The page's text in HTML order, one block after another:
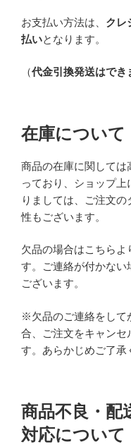
お支払い方法は、 クレ
払いとなります。
（代金引換発送はでき
在庫について
商品の在庫に関しては
っており、ショップ
りましては、ご注文
性もございます。
欠品の場合はこちらよ
す。ご連絡が付かない
ございます。
※欠品のご連絡をして
合、ご注文をキャンセ
す。あらかじめご了承
商品不良・配
対応について